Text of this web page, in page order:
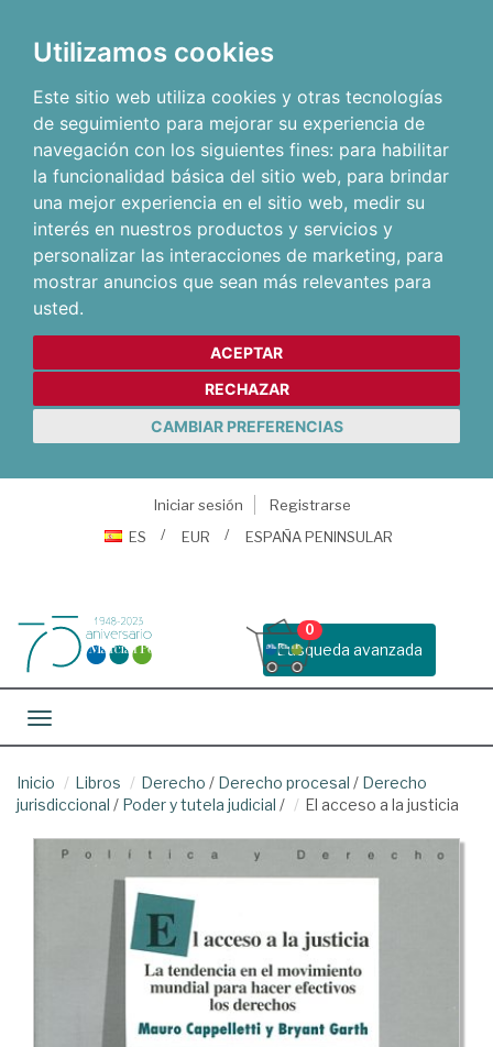
Utilizamos cookies
Este sitio web utiliza cookies y otras tecnologías
de seguimiento para mejorar su experiencia de
navegación con los siguientes fines: para habilitar
la funcionalidad básica del sitio web, para brindar
una mejor experiencia en el sitio web, medir su
interés en nuestros productos y servicios y
personalizar las interacciones de marketing, para
mostrar anuncios que sean más relevantes para
usted.
ACEPTAR
RECHAZAR
CAMBIAR PREFERENCIAS
Iniciar sesión
Registrarse
ES
EUR ESPAÑA PENINSULAR
Busqueda avanzada
0
Toggle navigation
Inicio Libros Derecho / Derecho procesal / Derecho
jurisdiccional / Poder y tutela judicial / El acceso a la justicia